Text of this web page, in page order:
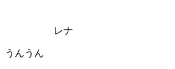
レナ
うんうん